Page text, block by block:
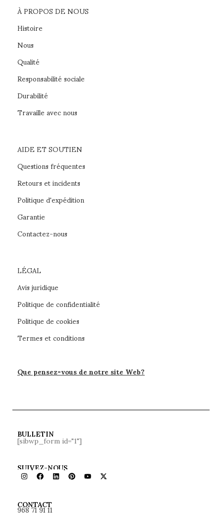
À PROPOS DE NOUS
Histoire
Nous
Qualité
Responsabilité sociale
Durabilité
Travaille avec nous
AIDE ET SOUTIEN
Questions fréquentes
Retours et incidents
Politique d'expédition
Garantie
Contactez-nous
LÉGAL
Avis juridique
Politique de confidentialité
Politique de cookies
Termes et conditions
Que pensez-vous de notre site Web?
BULLETIN
[sibwp_form id="1"]
SUIVEZ-NOUS
CONTACT
968 71 91 11